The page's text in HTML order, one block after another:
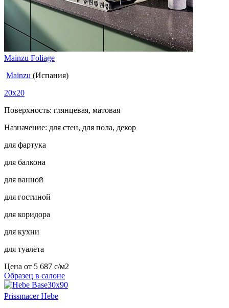
Mainzu Foliage
Mainzu (Испания)
20x20
Поверхность: глянцевая, матовая
Назначение: для стен, для пола, декор
для фартука
для балкона
для ванной
для гостиной
для коридора
для кухни
для туалета
Цена от 5 687 c/м2
Образец в салоне
Prissmacer Hebe